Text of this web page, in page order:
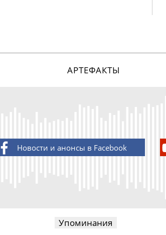
АРТЕФАКТЫ
Новости и анонсы в Facebook
Упоминания